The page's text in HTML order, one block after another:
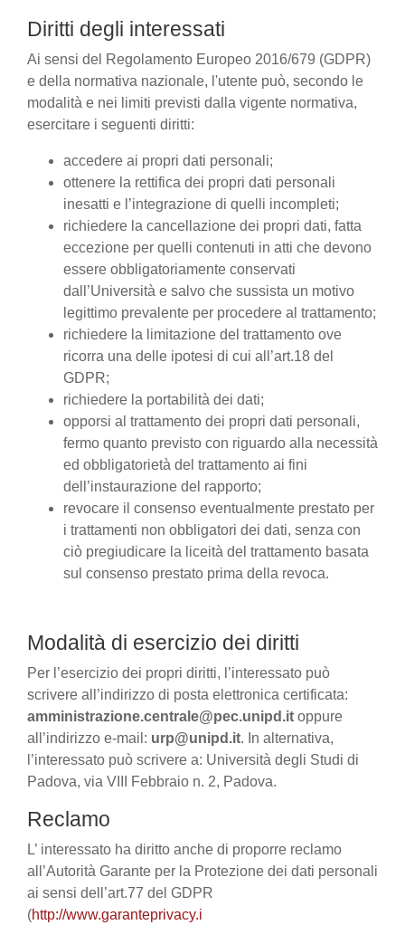
Diritti degli interessati
Ai sensi del Regolamento Europeo 2016/679 (GDPR)
e della normativa nazionale, l'utente può, secondo le
modalità e nei limiti previsti dalla vigente normativa,
esercitare i seguenti diritti:
accedere ai propri dati personali;
ottenere la rettifica dei propri dati personali
inesatti e l’integrazione di quelli incompleti;
richiedere la cancellazione dei propri dati, fatta
eccezione per quelli contenuti in atti che devono
essere obbligatoriamente conservati
dall’Università e salvo che sussista un motivo
legittimo prevalente per procedere al trattamento;
richiedere la limitazione del trattamento ove
ricorra una delle ipotesi di cui all’art.18 del
GDPR;
richiedere la portabilità dei dati;
opporsi al trattamento dei propri dati personali,
fermo quanto previsto con riguardo alla necessità
ed obbligatorietà del trattamento ai fini
dell’instaurazione del rapporto;
revocare il consenso eventualmente prestato per
i trattamenti non obbligatori dei dati, senza con
ciò pregiudicare la liceità del trattamento basata
sul consenso prestato prima della revoca.
Modalità di esercizio dei diritti
Per l’esercizio dei propri diritti, l’interessato può
scrivere all’indirizzo di posta elettronica certificata:
amministrazione.centrale@pec.unipd.it oppure
all’indirizzo e-mail: urp@unipd.it. In alternativa,
l’interessato può scrivere a: Università degli Studi di
Padova, via VIII Febbraio n. 2, Padova.
Reclamo
L’ interessato ha diritto anche di proporre reclamo
all’Autorità Garante per la Protezione dei dati personali
ai sensi dell’art.77 del GDPR
(http://www.garanteprivacy.i